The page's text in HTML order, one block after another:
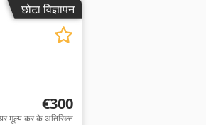
छोटा विज्ञापन
€300
मूल्य कर के अतिरिक्त